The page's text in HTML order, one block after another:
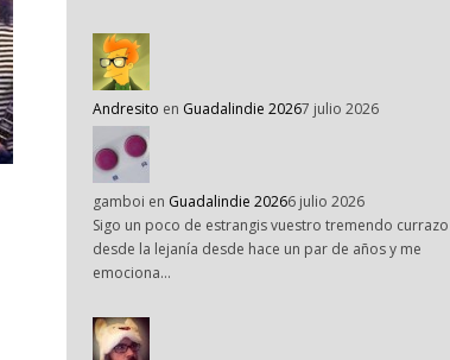
Andresito en Guadalindie 20267 julio 2026
gamboi en Guadalindie 20266 julio 2026
Sigo un poco de estrangis vuestro tremendo currazo
desde la lejanía desde hace un par de años y me
emociona…